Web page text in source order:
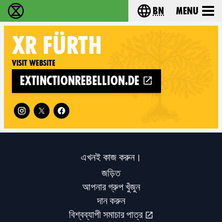
বিলুপ্তি বিদ্রোহ - Home Choose your
bn Menu
XR FÜRTH
Visit website
extinctionrebellion.de
Follow XR Fürth on
এখনই কাজ করুন।
জড়িত
আপনার গ্রুপ খুঁজুন
দান করুন
বিশ্বব্যাপী সমাচার পাত্র